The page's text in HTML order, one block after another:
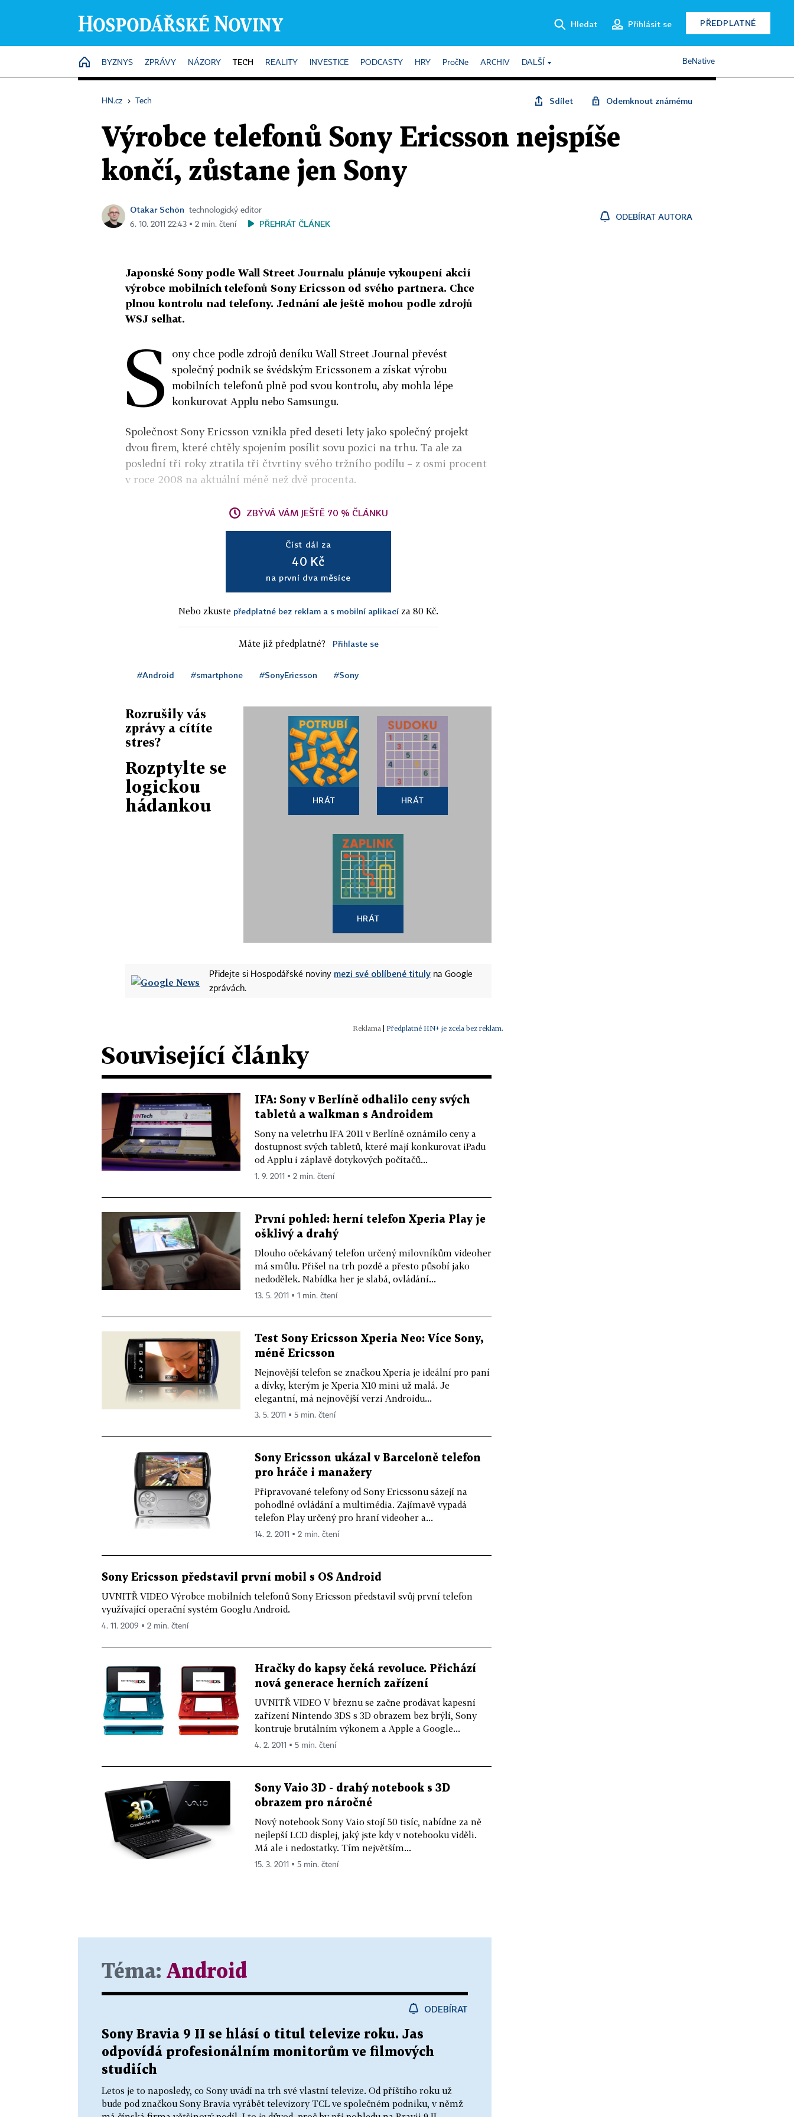
Hledat Přihlásit se PŘEDPLATNÉ
HOME
BYZNYS ZPRÁVY NÁZORY TECH REALITY INVESTICE PODCASTY HRY PročNe ARCHIV DALŠÍ BeNative
HN.cz › Tech Sdílet Odemknout známému
Výrobce telefonů Sony Ericsson nejspíše
končí, zůstane jen Sony
Otakar Schön
technologický editor
6. 10. 2011 22:43 ▪ 2 min. čtení
PŘEHRÁT ČLÁNEK
ODEBÍRAT AUTORA
Japonské Sony podle Wall Street Journalu plánuje vykoupení akcií
výrobce mobilních telefonů Sony Ericsson od svého partnera. Chce
plnou kontrolu nad telefony. Jednání ale ještě mohou podle zdrojů
WSJ selhat.
S
ony chce podle zdrojů deníku Wall Street Journal převést
společný podnik se švédským Ericssonem a získat výrobu
mobilních telefonů plně pod svou kontrolu, aby mohla lépe
konkurovat Applu nebo Samsungu.
Společnost Sony Ericsson vznikla před deseti lety jako společný projekt
dvou firem, které chtěly spojením posílit sovu pozici na trhu. Ta ale za
poslední tři roky ztratila tři čtvrtiny svého tržního podílu – z osmi procent
v roce 2008 na aktuální méně než dvě procenta.
ZBÝVÁ VÁM JEŠTĚ 70 % ČLÁNKU
Číst dál za
40 Kč
na první dva měsíce
Nebo zkuste předplatné bez reklam a s mobilní aplikací za 80 Kč.
Máte již předplatné? Přihlaste se
#Android #smartphone #SonyEricsson #Sony
Rozrušily vás
zprávy a cítíte
stres?
Rozptylte se
logickou
hádankou
HRÁT HRÁT
HRÁT
Přidejte si Hospodářské noviny mezi své oblíbené tituly na Google
zprávách.
Předplatné HN+ je zcela bez reklam.
Související články
IFA: Sony v Berlíně odhalilo ceny svých
tabletů a walkman s Androidem
Sony na veletrhu IFA 2011 v Berlíně oznámilo ceny a
dostupnost svých tabletů, které mají konkurovat iPadu
od Applu i záplavě dotykových počítačů...
1. 9. 2011 ▪ 2 min. čtení
První pohled: herní telefon Xperia Play je
ošklivý a drahý
Dlouho očekávaný telefon určený milovníkům videoher
má smůlu. Přišel na trh pozdě a přesto působí jako
nedodělek. Nabídka her je slabá, ovládání...
13. 5. 2011 ▪ 1 min. čtení
Test Sony Ericsson Xperia Neo: Více Sony,
méně Ericsson
Nejnovější telefon se značkou Xperia je ideální pro paní
a dívky, kterým je Xperia X10 mini už malá. Je
elegantní, má nejnovější verzi Androidu...
3. 5. 2011 ▪ 5 min. čtení
Sony Ericsson ukázal v Barceloně telefon
pro hráče i manažery
Připravované telefony od Sony Ericssonu sázejí na
pohodlné ovládání a multimédia. Zajímavě vypadá
telefon Play určený pro hraní videoher a...
14. 2. 2011 ▪ 2 min. čtení
Sony Ericsson představil první mobil s OS Android
UVNITŘ VIDEO Výrobce mobilních telefonů Sony Ericsson představil svůj první telefon
využívající operační systém Googlu Android.
4. 11. 2009 ▪ 2 min. čtení
Hračky do kapsy čeká revoluce. Přichází
nová generace herních zařízení
UVNITŘ VIDEO V březnu se začne prodávat kapesní
zařízení Nintendo 3DS s 3D obrazem bez brýlí, Sony
kontruje brutálním výkonem a Apple a Google...
4. 2. 2011 ▪ 5 min. čtení
Sony Vaio 3D - drahý notebook s 3D
obrazem pro náročné
Nový notebook Sony Vaio stojí 50 tisíc, nabídne za ně
nejlepší LCD displej, jaký jste kdy v notebooku viděli.
Má ale i nedostatky. Tím největším...
15. 3. 2011 ▪ 5 min. čtení
Téma: Android
ODEBÍRAT
Sony Bravia 9 II se hlásí o titul televize roku. Jas
odpovídá profesionálním monitorům ve filmových
studiích
Letos je to naposledy, co Sony uvádí na trh své vlastní televize. Od příštího roku už
bude pod značkou Sony Bravia vyrábět televizory TCL ve společném podniku, v němž